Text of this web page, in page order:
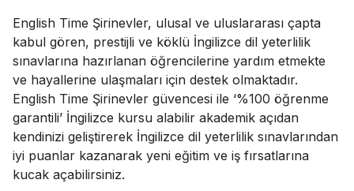
English Time Şirinevler, ulusal ve uluslararası çapta
kabul gören, prestijli ve köklü İngilizce dil yeterlilik
sınavlarına hazırlanan öğrencilerine yardım etmekte
ve hayallerine ulaşmaları için destek olmaktadır.
English Time Şirinevler güvencesi ile ‘%100 öğrenme
garantili’ İngilizce kursu alabilir akademik açıdan
kendinizi geliştirerek İngilizce dil yeterlilik sınavlarından
iyi puanlar kazanarak yeni eğitim ve iş fırsatlarına
kucak açabilirsiniz.